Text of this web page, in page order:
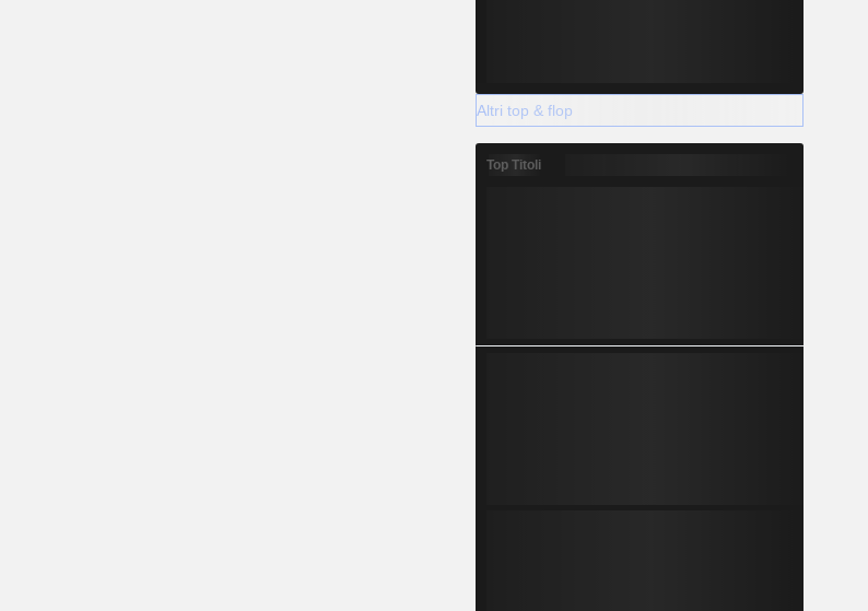
Altri top & flop
Top Titoli